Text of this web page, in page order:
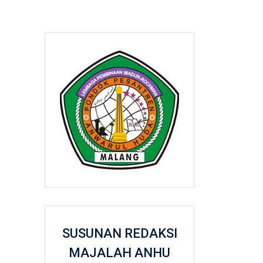
SUSUNAN REDAKSI
MAJALAH ANHU